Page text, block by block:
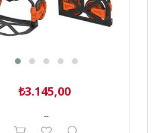
₺3.145,00
--